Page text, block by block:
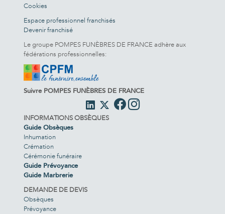
Cookies
Espace professionnel franchisés
Devenir franchisé
Le groupe POMPES FUNÈBRES DE FRANCE adhère aux
fédérations professionnelles:
Suivre POMPES FUNÈBRES DE FRANCE
INFORMATIONS OBSÈQUES
Guide Obsèques
Inhumation
Crémation
Cérémonie funéraire
Guide Prévoyance
Guide Marbrerie
DEMANDE DE DEVIS
Obsèques
Prévoyance